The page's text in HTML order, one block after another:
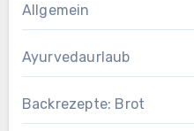
Allgemein
Ayurvedaurlaub
Backrezepte: Brot